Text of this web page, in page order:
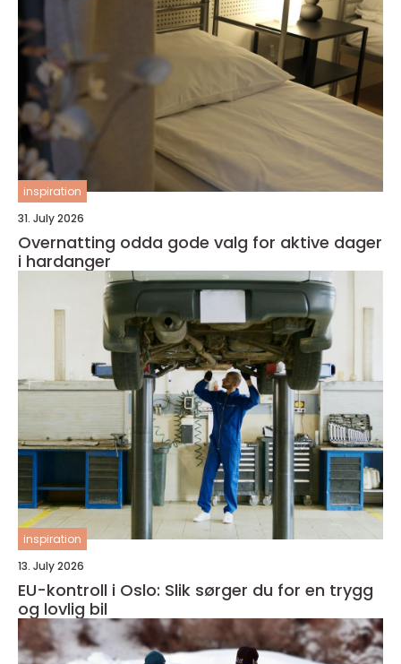
inspiration
31. July 2026
Overnatting odda gode valg for aktive dager
i hardanger
inspiration
13. July 2026
EU-kontroll i Oslo: Slik sørger du for en trygg
og lovlig bil